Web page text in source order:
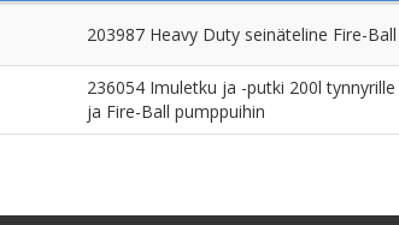
203987 Heavy Duty seinäteline Fire-
236054 Imuletku ja -putki 200l
ja Fire-Ball pumppuihin